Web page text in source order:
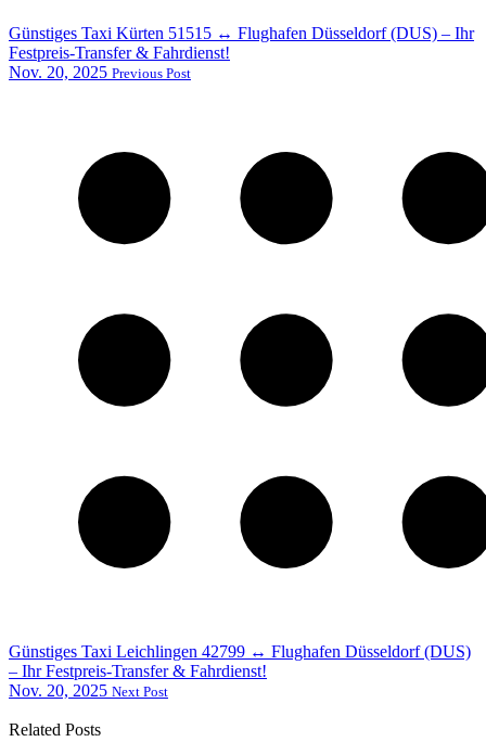
Günstiges Taxi Kürten 51515 ↔ Flughafen Düsseldorf (DUS) – Ihr
Festpreis-Transfer & Fahrdienst!
Nov. 20, 2025 Previous Post
Günstiges Taxi Leichlingen 42799 ↔ Flughafen Düsseldorf (DUS)
– Ihr Festpreis-Transfer & Fahrdienst!
Nov. 20, 2025 Next Post
Related Posts